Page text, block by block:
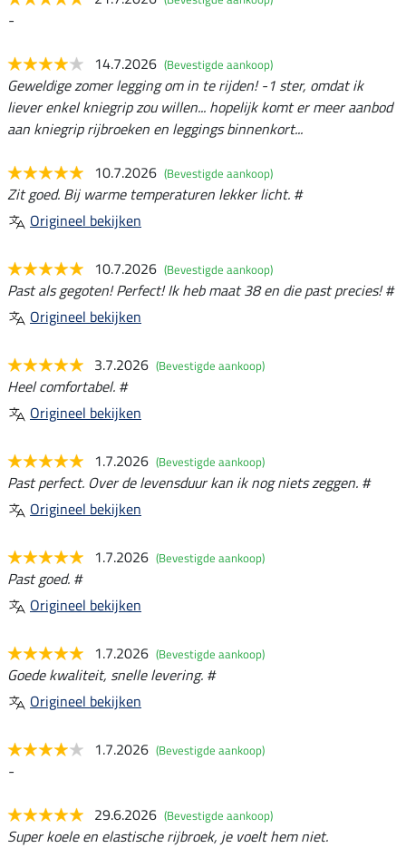
-
14.7.2026 (Bevestigde aankoop)
Geweldige zomer legging om in te rijden! -1 ster, omdat ik
liever enkel kniegrip zou willen... hopelijk komt er meer aanbod
aan kniegrip rijbroeken en leggings binnenkort...
10.7.2026 (Bevestigde aankoop)
Zit goed. Bij warme temperaturen lekker licht. #
Origineel bekijken
10.7.2026 (Bevestigde aankoop)
Past als gegoten! Perfect! Ik heb maat 38 en die past precies! #
Origineel bekijken
3.7.2026 (Bevestigde aankoop)
Heel comfortabel. #
Origineel bekijken
1.7.2026 (Bevestigde aankoop)
Past perfect. Over de levensduur kan ik nog niets zeggen. #
Origineel bekijken
1.7.2026 (Bevestigde aankoop)
Past goed. #
Origineel bekijken
1.7.2026 (Bevestigde aankoop)
Goede kwaliteit, snelle levering. #
Origineel bekijken
1.7.2026 (Bevestigde aankoop)
-
29.6.2026 (Bevestigde aankoop)
Super koele en elastische rijbroek, je voelt hem niet.